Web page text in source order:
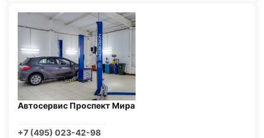
Автосервис Проспект Мира
+7 (495) 023-42-98